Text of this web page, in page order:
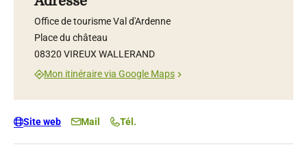
Office de tourisme Val d'Ardenne
Place du château
08320 VIREUX WALLERAND
Mon itinéraire via Google Maps
Site web Mail Tél.